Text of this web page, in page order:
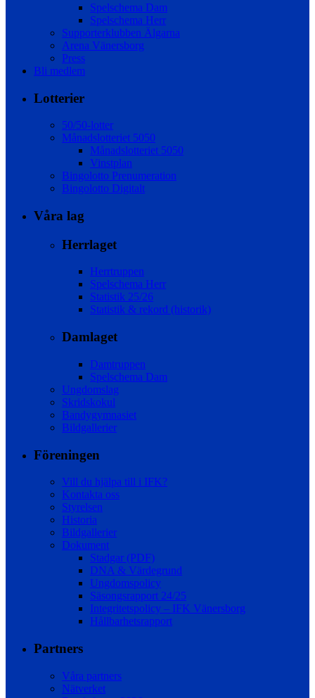
Spelschema Dam
Spelschema Herr
Supporterklubben Älgarna
Arena Vänersborg
Press
Bli medlem
Lotterier
50/50-lotter
Månadslotteriet 5050
Månadslotteriet 5050
Vinstplan
Bingolotto Prenumeration
Bingolotto Digitalt
Våra lag
Herrlaget
Herrtruppen
Spelschema Herr
Statistik 25/26
Statistik & rekord (historik)
Damlaget
Damtruppen
Spelschema Dam
Ungdomslag
Skridskokul
Bandygymnasiet
Bildgallerier
Föreningen
Vill du hjälpa till i IFK?
Kontakta oss
Styrelsen
Historia
Bildgallerier
Dokument
Stadgar (PDF)
DNA & Värdegrund
Ungdomspolicy
Säsongsrapport 24/25
Integritetspolicy – IFK Vänersborg
Hållbarhetsrapport
Partners
Våra partners
Nätverket